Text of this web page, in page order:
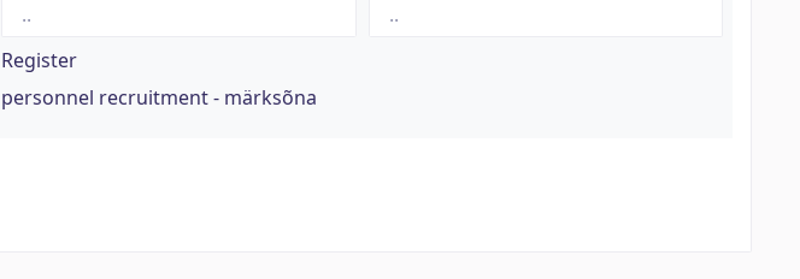
Register
personnel recruitment - märksõna